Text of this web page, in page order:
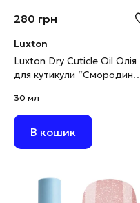
280 грн
Luxton
Luxton Dry Cuticle Oil Олія
для кутикули
30 мл
В кошик